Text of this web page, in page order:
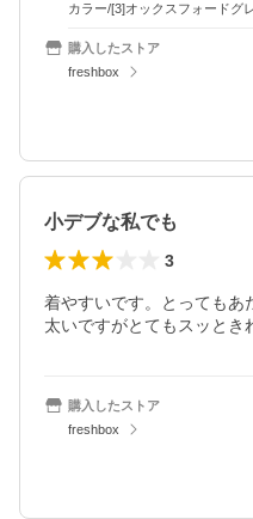
カラー/[3]オックスフォードグ
購入したストア
freshbox
小デブな私でも
3
着やすいです。とってもあ
太いですがとてもスッとき
購入したストア
freshbox